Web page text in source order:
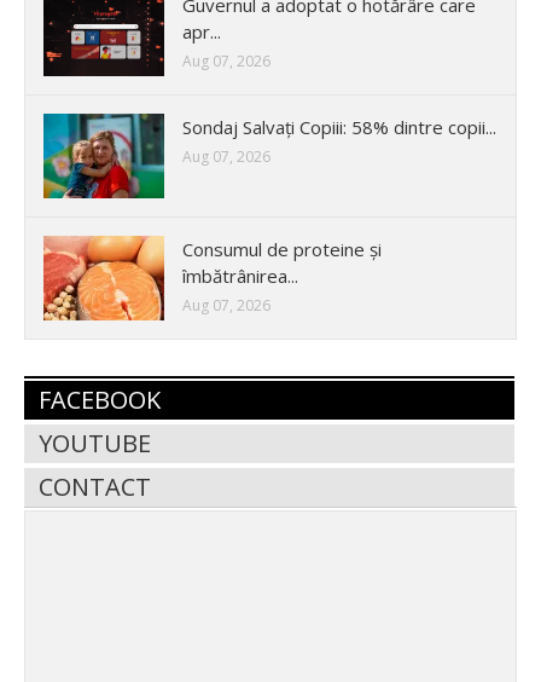
Guvernul a adoptat o hotărâre care
apr...
Aug 07, 2026
Sondaj Salvați Copiii: 58% dintre copii...
Aug 07, 2026
Consumul de proteine și
îmbătrânirea...
Aug 07, 2026
FACEBOOK
YOUTUBE
CONTACT